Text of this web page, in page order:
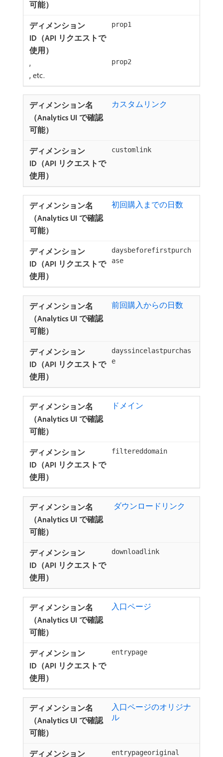
prop1
, prop2
, etc.
カスタムリンク
customlink
初回購入までの日数
daysbeforefirstpurch
ase
前回購入からの日数
dayssincelastpurchas
e
ドメイン
filtereddomain
​ ダウンロードリンク ​
downloadlink
入口ページ ​
entrypage
入口ページのオリジナ
ル ​
entrypageoriginal